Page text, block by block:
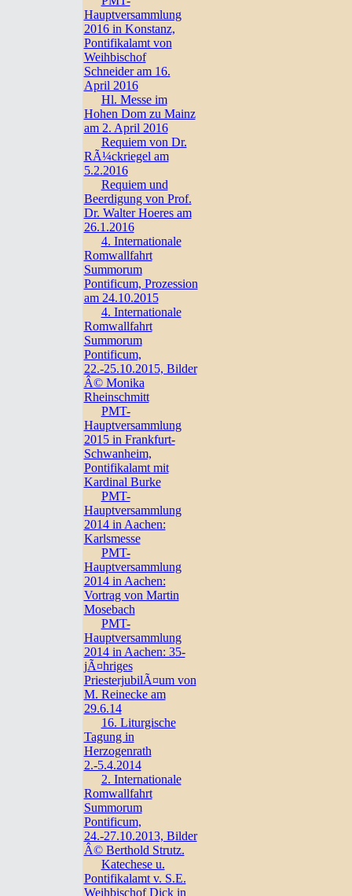
Hauptversammlung
2016 in Konstanz,
Pontifikalamt von
Weihbischof
Schneider am 16.
April 2016
Hl. Messe im
Hohen Dom zu Mainz
am 2. April 2016
Requiem von Dr.
RÃ¼ckriegel am
5.2.2016
Requiem und
Beerdigung von Prof.
Dr. Walter Hoeres am
26.1.2016
4. Internationale
Romwallfahrt
Summorum
Pontificum, Prozession
am 24.10.2015
4. Internationale
Romwallfahrt
Summorum
Pontificum,
22.-25.10.2015, Bilder
Â© Monika
Rheinschmitt
PMT-
Hauptversammlung
2015 in Frankfurt-
Schwanheim,
Pontifikalamt mit
Kardinal Burke
PMT-
Hauptversammlung
2014 in Aachen:
Karlsmesse
PMT-
Hauptversammlung
2014 in Aachen:
Vortrag von Martin
Mosebach
PMT-
Hauptversammlung
2014 in Aachen: 35-
jÃ¤hriges
PriesterjubilÃ¤um von
M. Reinecke am
29.6.14
16. Liturgische
Tagung in
Herzogenrath
2.-5.4.2014
2. Internationale
Romwallfahrt
Summorum
Pontificum,
24.-27.10.2013, Bilder
Â© Berthold Strutz.
Katechese u.
Pontifikalamt v. S.E.
Weihbischof Dick in